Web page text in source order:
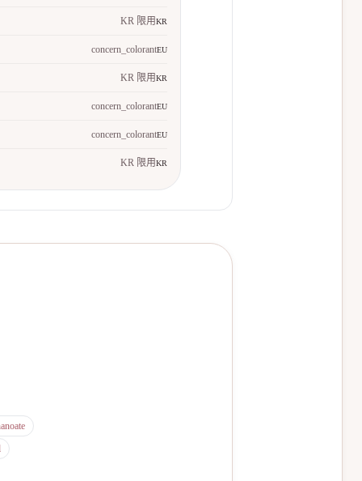
KR 限用KR
concern_colorantEU
KR 限用KR
concern_colorantEU
concern_colorantEU
KR 限用KR